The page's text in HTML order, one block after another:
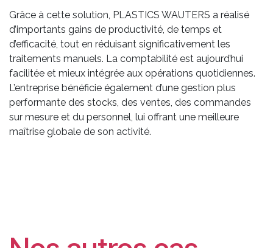
Grâce à cette solution, PLASTICS WAUTERS a réalisé
d’importants gains de productivité, de temps et
d’efficacité, tout en réduisant significativement les
traitements manuels. La comptabilité est aujourd’hui
facilitée et mieux intégrée aux opérations quotidiennes.
L’entreprise bénéficie également d’une gestion plus
performante des stocks, des ventes, des commandes
sur mesure et du personnel, lui offrant une meilleure
maîtrise globale de son activité.